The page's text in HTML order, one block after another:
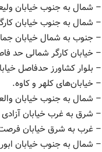
– شمال به جنوب خیابان
– شمال به جنوب خیابان
– جنوب به شمال خیابان
– خیابان کارگر شمالی حد
– بلوار کشاورز حدفاصل
– خیابان‌های کلهر و کاوه.
– شمال به جنوب خیابان
– شرق به غرب خیابان
– غرب به شرق خیابان فرصت
– شمال به جنوب خیابان